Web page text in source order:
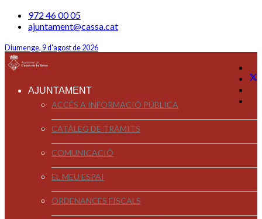
972 46 00 05
ajuntament@cassa.cat
Diumenge, 9 d'agost de 2026
AJUNTAMENT
ACCÉS A INFORMACIÓ PÚBLICA
CATÀLEG DE TRÀMITS
COMUNICACIÓ
EL MEU ESPAI
ORDENANCES FISCALS